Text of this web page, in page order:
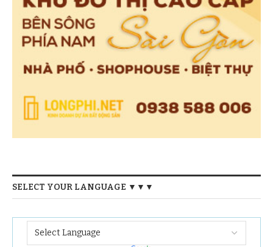
SELECT YOUR LANGUAGE ▼▼▼